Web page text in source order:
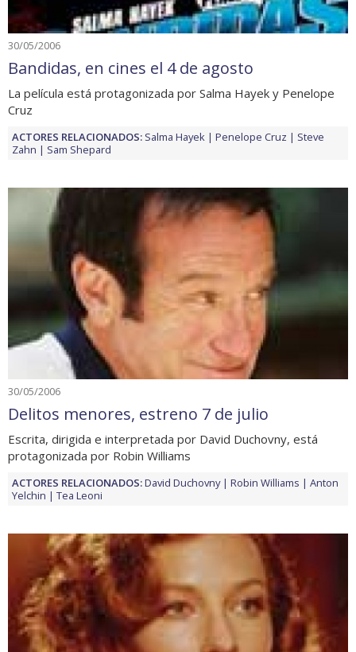
30/05/2006
Bandidas, en cines el 4 de agosto
La película está protagonizada por Salma Hayek y Penelope
Cruz
ACTORES RELACIONADOS: Salma Hayek Penelope Cruz
Steve
Zahn
Sam Shepard
30/05/2006
Delitos menores, estreno 7 de julio
Escrita, dirigida e interpretada por David Duchovny, está
protagonizada por Robin Williams
ACTORES RELACIONADOS:David Duchovny Robin Williams
Anton
Yelchin
Tea Leoni